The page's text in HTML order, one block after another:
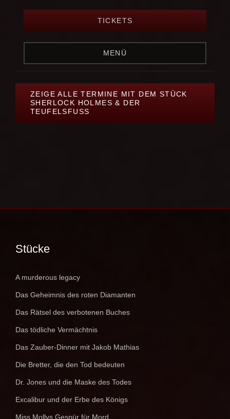
TICKETS
MENÜ
ZEIGE ALLE TERMINE MIT DEM STÜCK
SHERLOCK HOLMES & DER
TEUFELSFUSS
Stücke
A murderous legacy
Das Geheimnis des roten Diamanten
Das Rätsel des verbotenen Buches
Das tödliche Vermächtnis
Das Zauber-Dinner mit Jakob Mathias
Die Bretter, die den Tod bedeuten
Dr. Jones und die Maske des Todes
Excalibur und der Erbe des Königs
Miss Mollys Gespür für Mord